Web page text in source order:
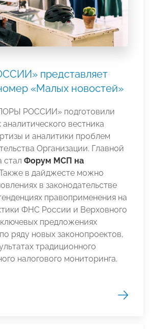
представляет
«Малых новостей»
РОССИИ» подготовили
вестника
и аналитики проблем
Организации. Главной
стал Форум МСП на
в дайджесте можно
в законодательстве
правоприменения на
ФНС России и Верховного
предложениях
ряду новых законопроектов,
традиционного
налогового мониторинга.